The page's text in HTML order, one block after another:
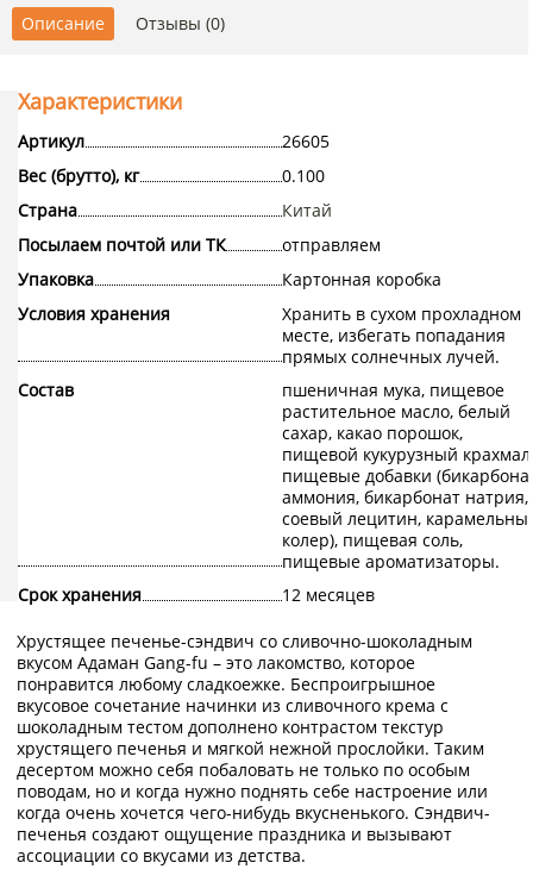
Описание Отзывы (0)
Характеристики
Артикул
26605
Вес (брутто), кг
0.100
Страна
Китай
Посылаем почтой или ТК
отправляем
Упаковка
Картонная коробка
Условия хранения
Хранить в сухом прохладном
месте, избегать попадания
прямых солнечных лучей.
Состав
пшеничная мука, пищевое
растительное масло, белый
сахар, какао порошок,
пищевой кукурузный крахмал,
пищевые добавки
аммония, бикарбонат натрия,
соевый лецитин,
колер), пищевая соль,
пищевые ароматизаторы.
Срок хранения
12 месяцев
Хрустящее печенье-сэндвич со сливочно-шоколадным
вкусом Адаман Gang-fu – это лакомство, которое
понравится любому сладкоежке. Беспроигрышное
вкусовое сочетание начинки из сливочного крема с
шоколадным тестом дополнено контрастом текстур
хрустящего печенья и мягкой нежной прослойки. Таким
десертом можно себя побаловать не только по особым
поводам, но и когда нужно поднять себе настроение или
когда очень хочется чего-нибудь вкусненького. Сэндвич-
печенья создают ощущение праздника и вызывают
ассоциации со вкусами из детства.